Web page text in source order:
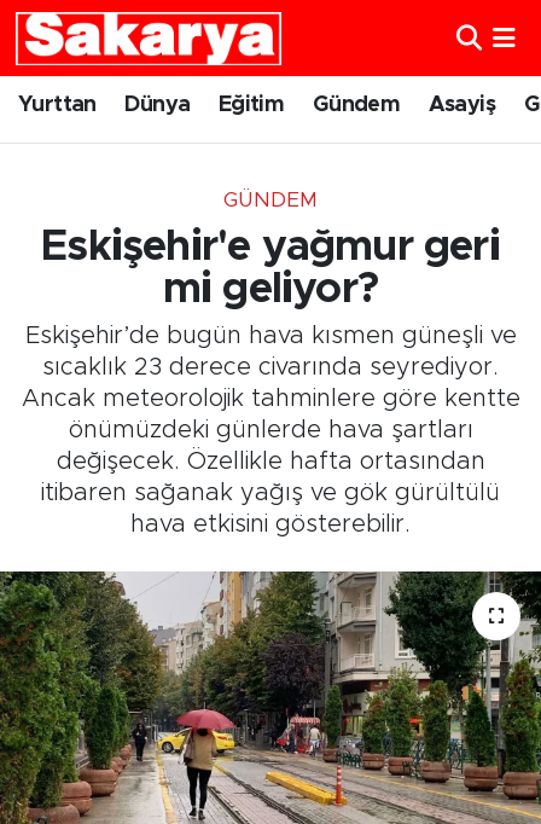
Yurttan Dünya Eğitim Gündem Asayiş
GÜNDEM
Eskişehir'e yağmur geri
mi geliyor?
Eskişehir’de bugün hava kısmen güneşli ve
sıcaklık 23 derece civarında seyrediyor.
Ancak meteorolojik tahminlere göre kentte
önümüzdeki günlerde hava şartları
değişecek. Özellikle hafta ortasından
itibaren sağanak yağış ve gök gürültülü
hava etkisini gösterebilir.
Yurttan
Eskişehirspor
Spor
Sağlık
Kültür Sanat
Tarihçe
Resmi İlanlar
Söyleşi
Foto Şaka
Eskişehir Nöbetçi Eczaneler
Eskişehir Trafik Yoğunluk Haritası
Süper Lig Puan Durumu ve Fikstür
Tüm Manşetler
Son Dakika Haberleri
Haber Arşivi